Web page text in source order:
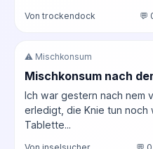
Von trockendock 💬
⚠️ Mischkonsum
Mischkonsum nach
Ich war gestern nach nem
erledigt, die Knie tun noch
Tablette...